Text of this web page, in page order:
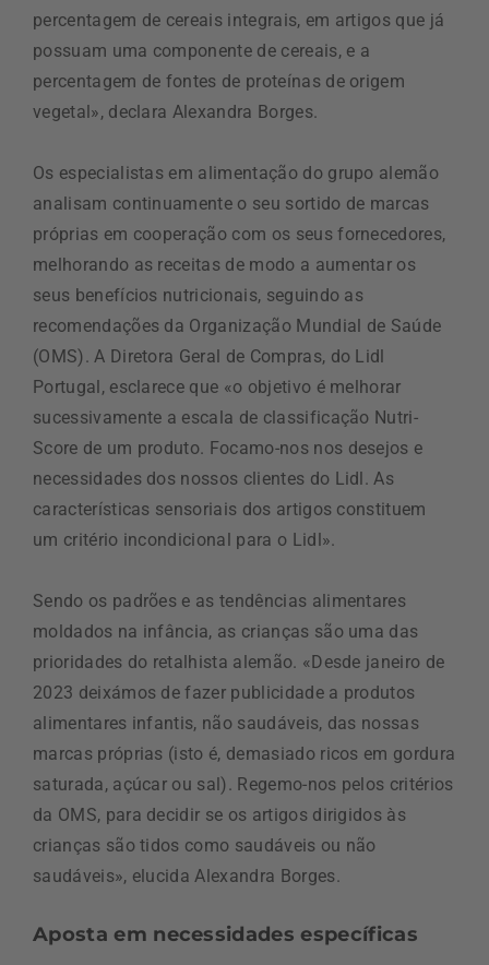
percentagem de cereais integrais, em artigos que já
possuam uma componente de cereais, e a
percentagem de fontes de proteínas de origem
vegetal», declara Alexandra Borges.
Os especialistas em alimentação do grupo alemão
analisam continuamente o seu sortido de marcas
próprias em cooperação com os seus fornecedores,
melhorando as receitas de modo a aumentar os
seus benefícios nutricionais, seguindo as
recomendações da Organização Mundial de Saúde
(OMS). A Diretora Geral de Compras, do Lidl
Portugal, esclarece que «o objetivo é melhorar
sucessivamente a escala de classificação Nutri-
Score de um produto. Focamo-nos nos desejos e
necessidades dos nossos clientes do Lidl. As
características sensoriais dos artigos constituem
um critério incondicional para o Lidl».
Sendo os padrões e as tendências alimentares
moldados na infância, as crianças são uma das
prioridades do retalhista alemão. «Desde janeiro de
2023 deixámos de fazer publicidade a produtos
alimentares infantis, não saudáveis, das nossas
marcas próprias (isto é, demasiado ricos em gordura
saturada, açúcar ou sal). Regemo-nos pelos critérios
da OMS, para decidir se os artigos dirigidos às
crianças são tidos como saudáveis ou não
saudáveis», elucida Alexandra Borges.
Aposta em necessidades específicas